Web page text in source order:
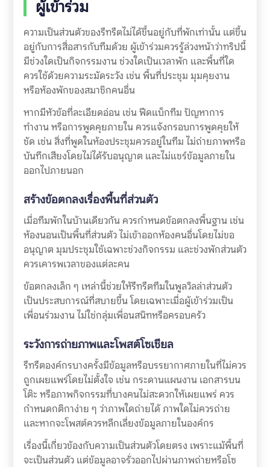
ผู้เข้าร่วม
ความเป็นส่วนตัวของรีทรีตไม่ได้ขึ้นอยู่กับที่พักเท่านั้น แต่ขึ้น
อยู่กับการสื่อสารกับทีมด้วย ผู้เข้าร่วมควรรู้ล่วงหน้าว่าทริปนี้
มีช่วงใดเป็นกิจกรรมงาน ช่วงใดเป็นเวลาพัก และพื้นที่ใด
ควรใช้ด้วยความระมัดระวัง เช่น พื้นที่ประชุม มุมคุยงาน
หรือห้องพักของสมาชิกคนอื่น
หากมีหัวข้อที่ละเอียดอ่อน เช่น ฟีดแบ็กทีม ปัญหาการ
ทำงาน หรือการพูดคุยภายใน ควรแจ้งกรอบการพูดคุยให้
ชัด เช่น สิ่งที่พูดในห้องประชุมควรอยู่ในทีม ไม่ถ่ายภาพหรือ
บันทึกเสียงโดยไม่ได้รับอนุญาต และไม่แชร์ข้อมูลภายใน
ออกไปภายนอก
สร้างข้อตกลงเรื่องพื้นที่ส่วนตัว
เมื่อทีมพักในบ้านเดียวกัน ควรกำหนดข้อตกลงพื้นฐาน เช่น
ห้องนอนเป็นพื้นที่ส่วนตัว ไม่เข้าออกห้องคนอื่นโดยไม่ขอ
อนุญาต มุมประชุมใช้เฉพาะช่วงกิจกรรม และช่วงพักส่วนตัว
ควรเคารพเวลาของแต่ละคน
ข้อตกลงเล็ก ๆ เหล่านี้ช่วยให้รีทรีตทีมในพูลวิลล่าส่วนตัว
เป็นประสบการณ์ที่สบายขึ้น โดยเฉพาะเมื่อผู้เข้าร่วมเป็น
เพื่อนร่วมงาน ไม่ใช่กลุ่มเพื่อนสนิทหรือครอบครัว
ระวังการถ่ายภาพและโพสต์โซเชียล
รีทรีตองค์กรบางครั้งมีข้อมูลหรือบรรยากาศภายในที่ไม่ควร
ถูกเผยแพร่โดยไม่ตั้งใจ เช่น กระดานแผนงาน เอกสารบน
โต๊ะ หรือภาพกิจกรรมที่บางคนไม่สะดวกให้เผยแพร่ ควร
กำหนดกติกาง่าย ๆ ว่าภาพใดถ่ายได้ ภาพใดไม่ควรถ่าย
และหากจะโพสต์ควรหลีกเลี่ยงข้อมูลภายในองค์กร
เรื่องนี้เกี่ยวข้องกับความเป็นส่วนตัวโดยตรง เพราะแม้พื้นที่
จะเป็นส่วนตัว แต่ข้อมูลอาจรั่วออกไปผ่านภาพถ่ายหรือโซ